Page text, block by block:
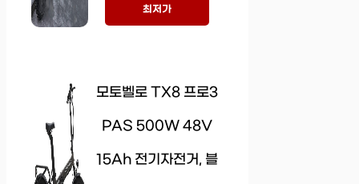
최저가
모토벨로 TX8 프로3
PAS 500W 48V
15Ah 전기자전거, 블